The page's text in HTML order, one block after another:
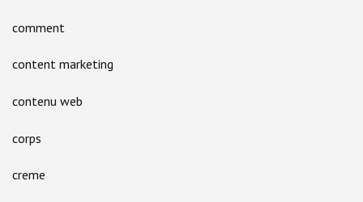
comment
content marketing
contenu web
corps
creme